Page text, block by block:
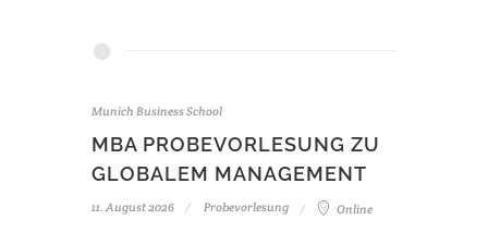
Munich Business School
MBA PROBEVORLESUNG ZU
GLOBALEM MANAGEMENT
11. August 2026 Probevorlesung Online